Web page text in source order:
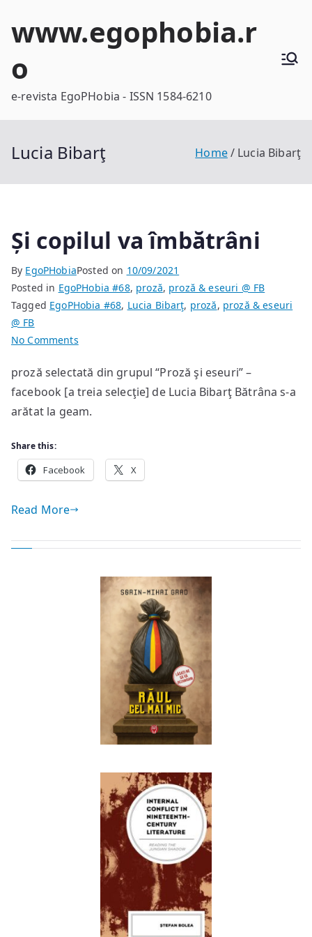
www.egophobia.r
o
e-revista EgoPHobia - ISSN 1584-6210
Lucia Bibarţ Home Lucia Bibarţ
Și copilul va îmbătrâni
By EgoPHobiaPosted on 10/09/2021
Posted in EgoPHobia #68, proză, proză & eseuri @ FB
Tagged EgoPHobia #68, Lucia Bibarţ, proză, proză & eseuri
@ FB
No Commentson
copilul
va
îmbătrâni
proză selectată din grupul “Proză şi eseuri” –
facebook [a treia selecţie] de Lucia Bibarţ Bătrâna s-a
arătat la geam.
Share this:
Facebook X
Read More